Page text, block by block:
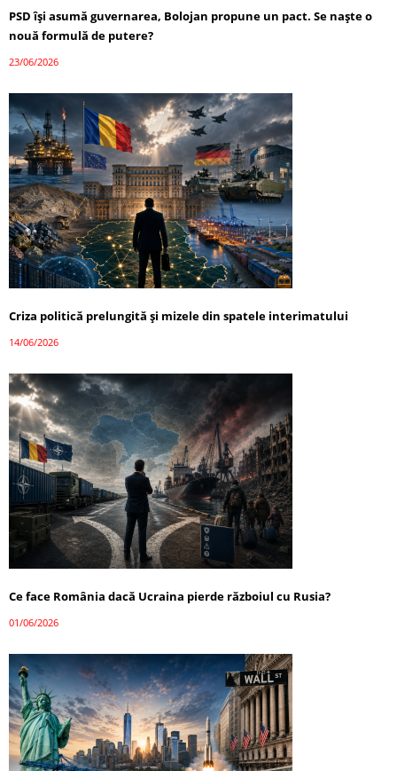
PSD își asumă guvernarea, Bolojan propune un pact. Se naște o
nouă formulă de putere?
23/06/2026
Criza politică prelungită și mizele din spatele interimatului
14/06/2026
Ce face România dacă Ucraina pierde războiul cu Rusia?
01/06/2026